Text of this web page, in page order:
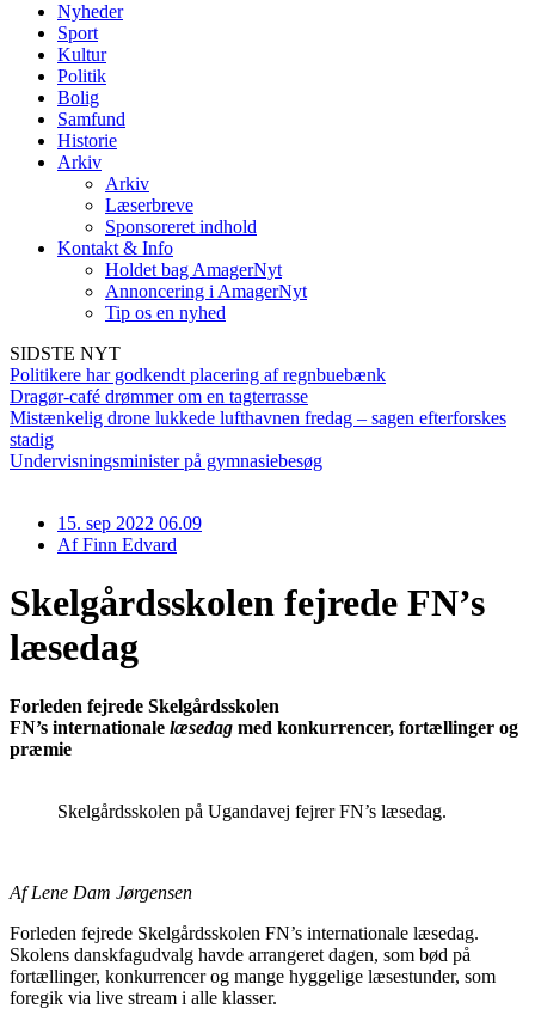
Nyheder
Sport
Kultur
Politik
Bolig
Samfund
Historie
Arkiv
Arkiv
Læserbreve
Sponsoreret indhold
Kontakt & Info
Holdet bag AmagerNyt
Annoncering i AmagerNyt
Tip os en nyhed
SIDSTE NYT
Politikere har godkendt placering af regnbuebænk
Dragør-café drømmer om en tagterrasse
Mistænkelig drone lukkede lufthavnen fredag – sagen efterforskes
stadig
Undervisningsminister på gymnasiebesøg
15. sep 2022 06.09
AfFinn Edvard
Skelgårdsskolen fejrede FN’s
læsedag
Forleden fejrede Skelgårdsskolen
FN’s internationale læsedag med konkurrencer, fortællinger og
præmie
Skelgårdsskolen på Ugandavej fejrer FN’s læsedag.
Af Lene Dam Jørgensen
Forleden fejrede Skelgårdsskolen FN’s internationale læsedag.
Skolens danskfagudvalg havde arrangeret dagen, som bød på
fortællinger, konkurrencer og mange hyggelige læsestunder, som
foregik via live stream i alle klasser.